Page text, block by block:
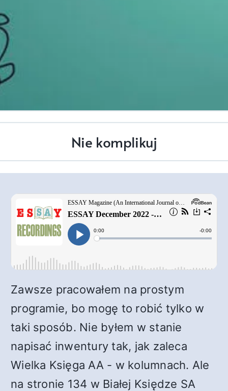
Nie komplikuj
Zawsze pracowałem na prostym
programie, bo mogę to robić tylko w
taki sposób. Nie byłem w stanie
napisać inwentury tak, jak zaleca
Wielka Księga AA - w kolumnach. Ale
na stronie 134 w Białej Księdze SA